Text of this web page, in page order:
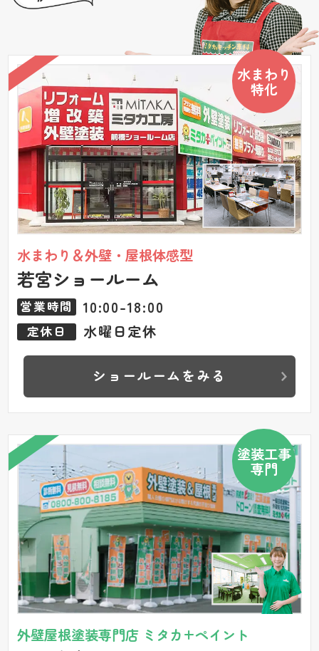
水まわり＆外壁・屋根体感型
若宮ショールーム
水まわり
特化
営業時間 10:00-18:00
定休日 水曜日定休
ショールームをみる
外壁屋根塗装専門店 ミタカ+ペイント
塗装工事
専門